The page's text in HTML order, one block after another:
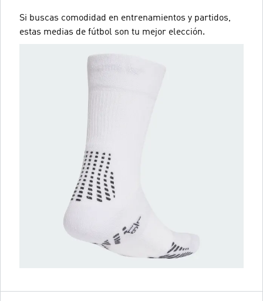
Si buscas comodidad en entrenamientos y partidos,
estas medias de fútbol son tu mejor elección.